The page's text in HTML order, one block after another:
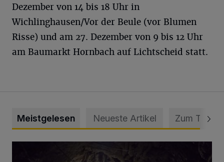
Dezember von 14 bis 18 Uhr in
Wichlinghausen/Vor der Beule (vor Blumen
Risse) und am 27. Dezember von 9 bis 12 Uhr
am Baumarkt Hornbach auf Lichtscheid statt.
Meistgelesen Neueste Artikel Zum Thema